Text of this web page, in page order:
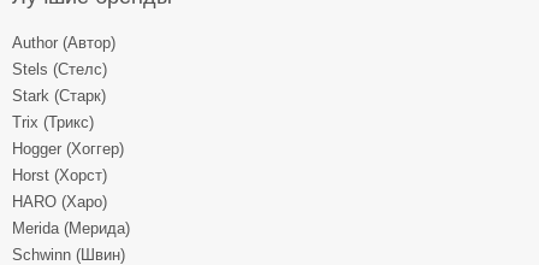
Author (Автор)
Stels (Стелс)
Stark (Старк)
Trix (Трикс)
Hogger (Хоггер)
Horst (Хорст)
HARO (Харо)
Merida (Мерида)
Schwinn (Швин)